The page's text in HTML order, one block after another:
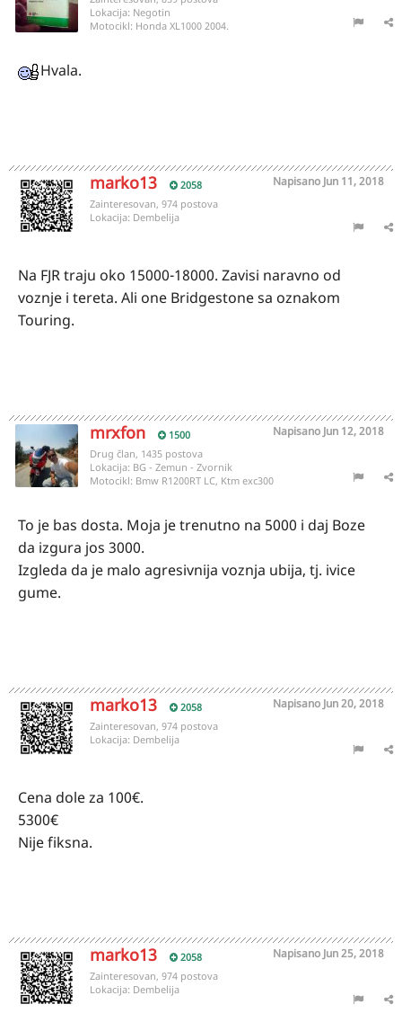
Lokacija: Negotin
Motocikl: Honda XL1000 2004.
Hvala.
marko13 2058 Napisano Jun 11, 2018
Zainteresovan, 974 postova
Lokacija: Dembelija
Na FJR traju oko 15000-18000. Zavisi naravno od
voznje i tereta. Ali one Bridgestone sa oznakom
Touring.
mrxfon 1500 Napisano Jun 12, 2018
Drug član, 1435 postova
Lokacija: BG - Zemun - Zvornik
Motocikl: Bmw R1200RT LC, Ktm exc300
To je bas dosta. Moja je trenutno na 5000 i daj Boze
da izgura jos 3000.
Izgleda da je malo agresivnija voznja ubija, tj. ivice
gume.
marko13 2058 Napisano Jun 20, 2018
Zainteresovan, 974 postova
Lokacija: Dembelija
Cena dole za 100€.
5300€
Nije fiksna.
marko13 2058 Napisano Jun 25, 2018
Zainteresovan, 974 postova
Lokacija: Dembelija